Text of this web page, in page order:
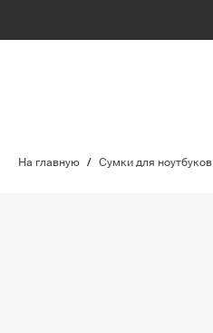
На главную / Сумки для ноутбуков